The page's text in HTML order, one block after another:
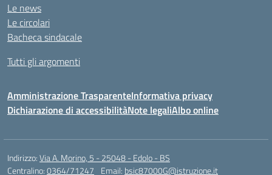
Le news
Le circolari
Bacheca sindacale
Tutti gli argomenti
Amministrazione TrasparenteInformativa privacy
Dichiarazione di accessibilitàNote legaliAlbo online
Indirizzo:Via A. Morino, 5 - 25048 - Edolo - BS
Centralino:0364/71247 Email: bsic87000G@istruzione.it